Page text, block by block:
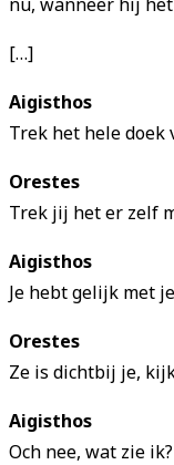
[…]
Aigisthos
Trek het hele
Orestes
Trek jij het er zelf
Aigisthos
Je hebt gelijk met
Orestes
Ze is dichtbij je,
Aigisthos
Och nee, wat zie